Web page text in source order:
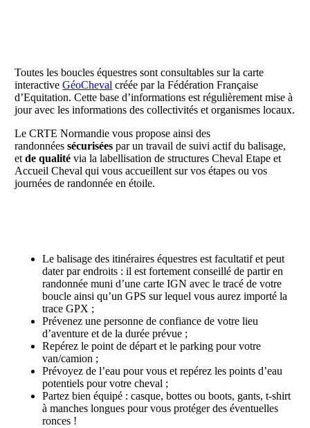
Toutes les boucles équestres sont consultables sur la carte
interactiveGéoCheval créée par la Fédération Française
d’Equitation. Cette base d’informations est régulièrement mise à
jour avec les informations des collectivités et organismes locaux.
Le CRTE Normandie vous propose ainsi des
randonnéessécurisées par un travail de suivi actif du balisage,
etde qualité via la labellisation de structures Cheval Etape et
Accueil Cheval qui vous accueillent sur vos étapes ou vos
journées de randonnée en étoile.
Le balisage des itinéraires équestres est facultatif et peut
dater par endroits : il est fortement conseillé de partir en
randonnée muni d’une carte IGN avec le tracé de votre
boucle ainsi qu’un GPS sur lequel vous aurez importé la
trace GPX ;
Prévenez une personne de confiance de votre lieu
d’aventure et de la durée prévue ;
Repérez le point de départ et le parking pour votre
van/camion ;
Prévoyez de l’eau pour vous et repérez les points d’eau
potentiels pour votre cheval ;
Partez bien équipé : casque, bottes ou boots, gants, t-shirt
à manches longues pour vous protéger des éventuelles
ronces !